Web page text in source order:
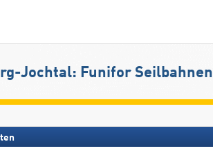
Jochtal: Funifor Seilbahnen